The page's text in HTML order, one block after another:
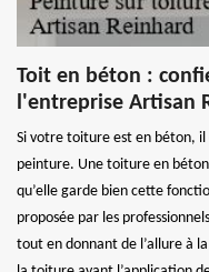
Toit en béton :
l'entreprise Artisan
Si votre toiture est en béton, il
peinture. Une toiture en
qu’elle garde bien cette
proposée par les
tout en donnant de l’allure à